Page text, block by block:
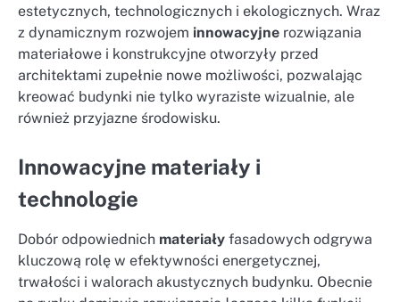
estetycznych, technologicznych i ekologicznych. Wraz
z dynamicznym rozwojem innowacyjne rozwiązania
materiałowe i konstrukcyjne otworzyły przed
architektami zupełnie nowe możliwości, pozwalając
kreować budynki nie tylko wyraziste wizualnie, ale
również przyjazne środowisku.
Innowacyjne materiały i
technologie
Dobór odpowiednich materiały fasadowych odgrywa
kluczową rolę w efektywności energetycznej,
trwałości i walorach akustycznych budynku. Obecnie